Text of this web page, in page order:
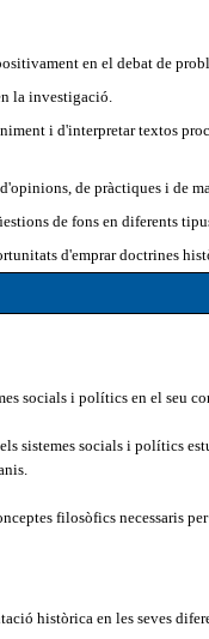
en el debat de
la investigació.
i d'interpretar textos
de pràctiques i de
de fons en diferents
d'emprar doctrines
socials i polítics en el seu
sistemes socials i polítics
filosòfics necessaris
històrica en les seves